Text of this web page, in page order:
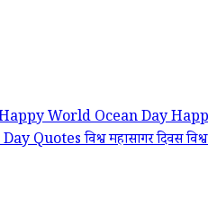
World Ocean Day
Quotesविश्व महासागर दिवस